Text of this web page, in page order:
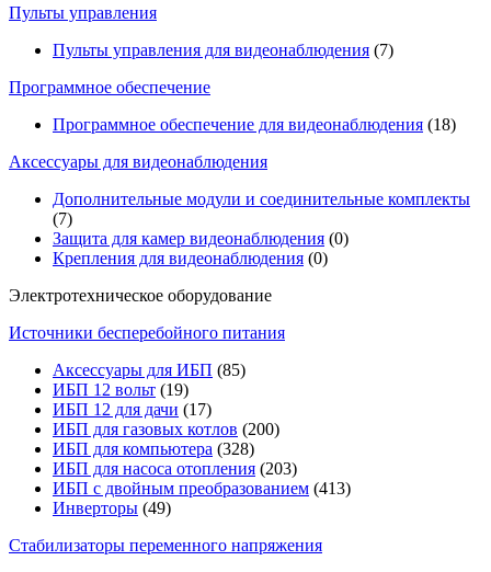
Пульты управления
Пульты управления для видеонаблюдения (7)
Программное обеспечение
Программное обеспечение для видеонаблюдения (18)
Аксессуары для видеонаблюдения
Дополнительные модули и соединительные комплекты
(7)
Защита для камер видеонаблюдения (0)
Крепления для видеонаблюдения (0)
Электротехническое оборудование
Источники бесперебойного питания
Аксессуары для ИБП (85)
ИБП 12 вольт (19)
ИБП 12 для дачи (17)
ИБП для газовых котлов (200)
ИБП для компьютера (328)
ИБП для насоса отопления (203)
ИБП с двойным преобразованием (413)
Инверторы (49)
Стабилизаторы переменного напряжения